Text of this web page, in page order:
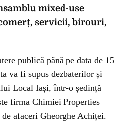
mixed-use
servicii, birouri,
publică până pe data de 15
va fi supus dezbaterilor și
Local Iași, într-o ședință
firma Chimiei Properties
afaceri Gheorghe Achiței.